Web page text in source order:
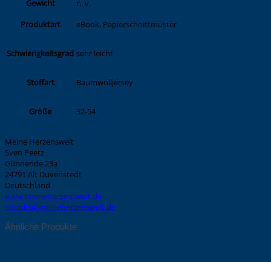
Gewicht
n. v.
Produktart
eBook, Papierschnittmuster
Schwierigkeitsgrad sehr leicht
Stoffart Baumwolljersey
Größe 32-54
Meine Herzenswelt
Sven Peetz
Günnende 23a
24791 Alt Duvenstedt
Deutschland
www.meineherzenswelt.de
ebooks@meineherzenswelt.de
Ähnliche Produkte